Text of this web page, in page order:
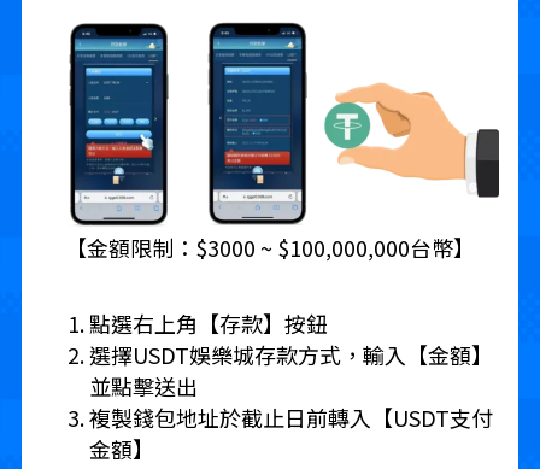
【金額限制：$3000 ~ $100,000,000台幣】
點選右上角【存款】按鈕
選擇USDT娛樂城存款方式，輸入【金額】
並點擊送出
複製錢包地址於截止日前轉入【USDT支付
金額】